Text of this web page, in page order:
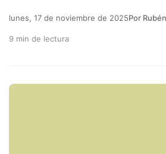
lunes, 17 de noviembre de 2025Por
9 min de lectura